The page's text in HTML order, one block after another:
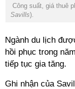
Công suất, giá thuê
Savills).
Ngành du lịch
hồi phục trong
tiếp tục gia tăng.
Ghi nhận của